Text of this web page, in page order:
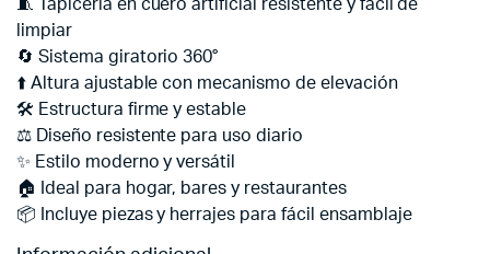
🧵 Tapicería en cuero artificial resistente y fácil de
limpiar
🔄 Sistema giratorio 360°
⬆️ Altura ajustable con mecanismo de elevación
🛠️ Estructura firme y estable
⚖️ Diseño resistente para uso diario
✨ Estilo moderno y versátil
🏠 Ideal para hogar, bares y restaurantes
📦 Incluye piezas y herrajes para fácil ensamblaje